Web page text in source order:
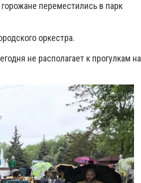
переместились в парк
оркестра.
не располагает к прогулкам на